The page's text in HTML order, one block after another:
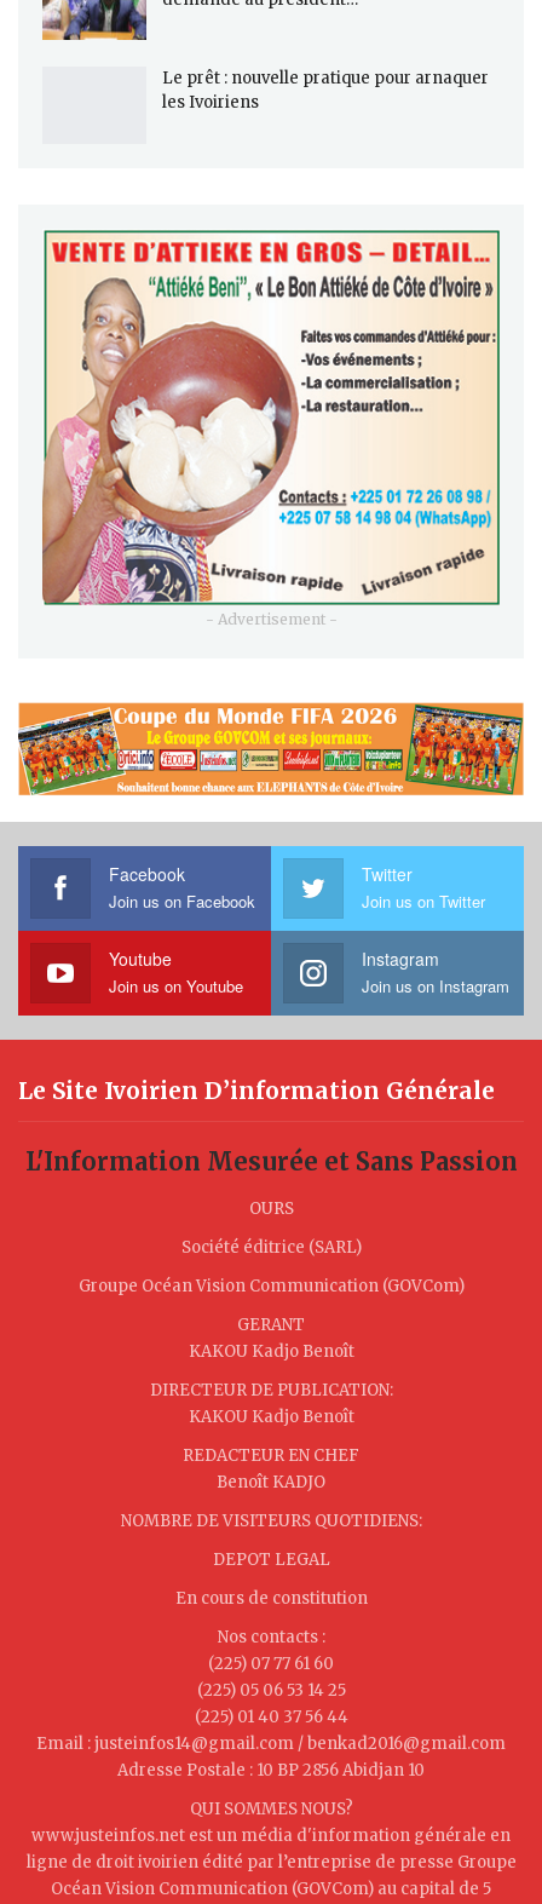
Le prêt : nouvelle pratique pour arnaquer
les Ivoiriens
- Advertisement -
Facebook
Join us on Facebook
Twitter
Join us on Twitter
Youtube
Join us on Youtube
Instagram
Join us on Instagram
Le Site Ivoirien D’information Générale
L'Information Mesurée et Sans Passion
OURS
Société éditrice (SARL)
Groupe Océan Vision Communication (GOVCom)
GERANT
KAKOU Kadjo Benoît
DIRECTEUR DE PUBLICATION:
KAKOU Kadjo Benoît
REDACTEUR EN CHEF
Benoît KADJO
NOMBRE DE VISITEURS QUOTIDIENS:
DEPOT LEGAL
En cours de constitution
Nos contacts :
(225) 07 77 61 60
(225) 05 06 53 14 25
(225) 01 40 37 56 44
Email : justeinfos14@gmail.com / benkad2016@gmail.com
Adresse Postale : 10 BP 2856 Abidjan 10
QUI SOMMES NOUS?
www.justeinfos.net est un média d'information générale en
ligne de droit ivoirien édité par l’entreprise de presse Groupe
Océan Vision Communication (GOVCom) au capital de 5